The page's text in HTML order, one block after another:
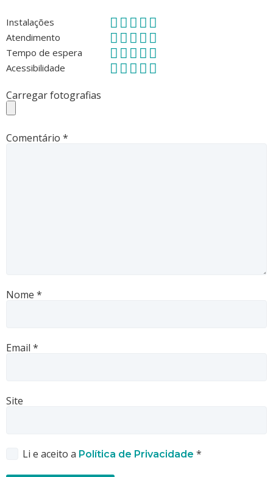
Instalações
Atendimento
Tempo de espera
Acessibilidade
Carregar fotografias
Comentário *
Nome *
Email *
Site
Li e aceito a Política de Privacidade *